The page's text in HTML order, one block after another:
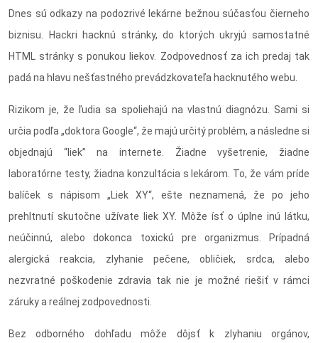
Dnes sú odkazy na podozrivé lekárne bežnou súčasťou čierneho
biznisu. Hackri hacknú stránky, do ktorých ukryjú samostatné
HTML stránky s ponukou liekov. Zodpovednosť za ich predaj tak
padá na hlavu nešťastného prevádzkovateľa hacknutého webu.
Rizikom je, že ľudia sa spoliehajú na vlastnú diagnózu. Sami si
určia podľa „doktora Google“, že majú určitý problém, a následne si
objednajú “liek” na internete. Žiadne vyšetrenie, žiadne
laboratórne testy, žiadna konzultácia s lekárom. To, že vám príde
balíček s nápisom „Liek XY“, ešte neznamená, že po jeho
prehltnutí skutočne užívate liek XY. Môže ísť o úplne inú látku,
neúčinnú, alebo dokonca toxickú pre organizmus. Prípadná
alergická reakcia, zlyhanie pečene, obličiek, srdca, alebo
nezvratné poškodenie zdravia tak nie je možné riešiť v rámci
záruky a reálnej zodpovednosti.
Bez odborného dohľadu môže dôjsť k zlyhaniu orgánov,